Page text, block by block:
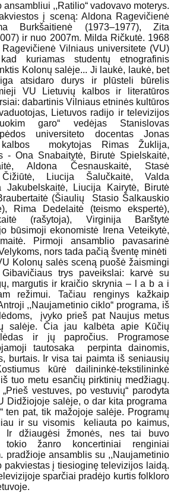
,,Ratilio“ vadovavo moterys.
į sceną: Aldona Ragevičienė
Burkšaitienė (1973–1977), Zita
ir nuo 2007m. Milda Ričkutė. 1968
Vilniaus universitete (VU)
kuriamas studentų etnografinis
Kolonų salėje... Ji laukė, laukė, bet
atsidaro durys ir plūsteli būrelis
VU Lietuvių kalbos ir literatūros
dabartinis Vilniaus etninės kultūros
Lietuvos radijo ir televizijos
garo“ vedėjas Stanislovas
universiteto docentas Jonas
kalbos mokytojas Rimas Žuklija,
- Ona Snabaitytė, Birutė Spielskaitė,
Aldona Česnauskaitė, Stasė
Liucija Šalučkaitė, Valda
Jakubelskaitė, Liucija Kairytė, Birutė
(Šiaulių Stasio Šalkauskio
Rima Dedelaitė (teismo ekspertė),
(rašytoja), Virginija Barštytė
būsimoji ekonomistė Irena Veteikytė,
Pirmoji ansamblio pavasarinė
nors tada pačią šventę minėti
Kolonų salės sceną puošė žaismingi
trys paveikslai: karvė su
margutis ir kraičio skrynia – l a b a i
režimui. Tačiau renginys kažkaip
,,Naujametinio ciklo“ programa, iš
įvyko prieš pat Naujus metus
salėje. Čia jau kalbėta apie Kūčių
ir jų papročius. Programose
tautosaka perpinta dainomis,
burtais. Ir visa tai paimta iš seniausių
kūrė dailininkė­-tekstilininkė
tuo metu esančių pirktinių medžiagų.
vestuves, po vestuvių“ parodyta
Didžiojoje salėje, o dar kita programa
ten pat, tik mažojoje salėje. Programų
ir su visomis keliauta po kaimus,
Ir džiaugėsi žmonės, nes tai buvo
tokio žanro koncertiniai renginiai
pradžioje ansamblis su ,,Naujametinio
pakviestas į tiesioginę televizijos laidą.
sparčiai pradėjo kurtis folkloro